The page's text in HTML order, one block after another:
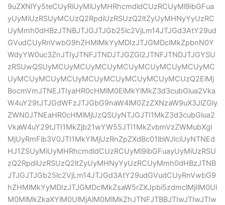
9uZXNlYy5teCUyRiUyMiUyMHRhcmdldCUzRCUyMl9ibGFua
yUyMiUzRSUyMCUzQ2RpdiUzRSUzQ2ltZyUyMHNyYyUzRC
UyMmh0dHBzJTNBJTJGJTJGb25lc2VjLm14JTJGd3AtY29ud
GVudCUyRnVwbG9hZHMlMkYyMDIzJTJGMDclMkZpbnN0Y
WdyYW0uc3ZnJTIyJTNFJTNDJTJGZGl2JTNFJTNDJTJGYSU
zRSUwQSUyMCUyMCUyMCUyMCUyMCUyMCUyMCUyMC
UyMCUyMCUyMCUyMCUyMCUyMCUyMCUyMCUzQ2ElMj
BocmVmJTNEJTIyaHR0cHMlM0ElMkYlMkZ3d3cubGlua2Vka
W4uY29tJTJGdWFzJTJGbG9naW4lM0ZzZXNzaW9uX3JlZGly
ZWN0JTNEaHR0cHMlMjUzQSUyNTJGJTI1MkZ3d3cubGlua2
VkaW4uY29tJTI1MkZjb21wYW55JTI1MkZvbmVzZWMubXgl
MjUyRmFib3V0JTI1MkYlMjUzRnZpZXdBc01lbWJlciUyNTNEd
HJ1ZSUyMiUyMHRhcmdldCUzRCUyMl9ibGFuayUyMiUzRSU
zQ2RpdiUzRSUzQ2ltZyUyMHNyYyUzRCUyMmh0dHBzJTNB
JTJGJTJGb25lc2VjLm14JTJGd3AtY29udGVudCUyRnVwbG9
hZHMlMkYyMDIzJTJGMDclMkZsaW5rZXJpbi5zdmclMjIlM0Ul
M0MlMkZkaXYlM0UlMjAlM0MlMkZhJTNFJTBBJTIwJTIwJTIw